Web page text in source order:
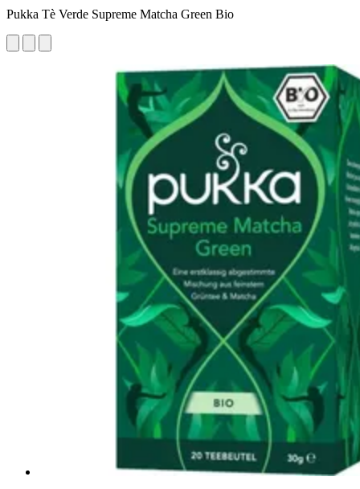
Pukka Tè Verde Supreme Matcha Green Bio